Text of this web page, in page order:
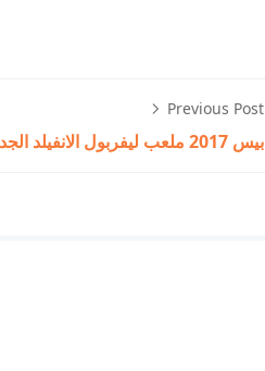
Previous Post
بيس 2017 ملعب ليفربول الانفيلد الجديد 2021